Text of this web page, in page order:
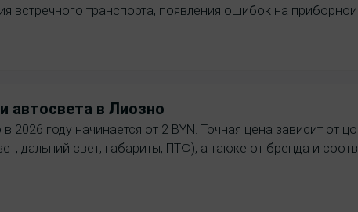
встречного транспорта, появления ошибок на
автосвета в Лиозно
году начинается от 2 BYN. Точная цена зависит от
дальний свет, габариты, ПТФ), а также от бренда и